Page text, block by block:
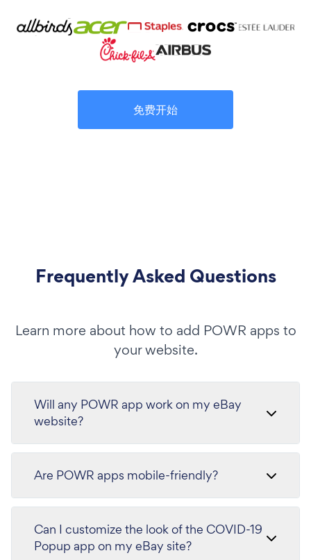
免费开始
Frequently Asked Questions
Learn more about how to add POWR apps to
your website.
Will any POWR app work on my eBay
website?
Are POWR apps mobile-friendly?
Can I customize the look of the COVID-19
Popup app on my eBay site?